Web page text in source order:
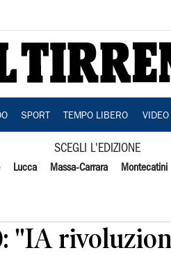
SPORT TEMPO LIBERO VIDEO
SCEGLI L'EDIZIONE
Lucca Massa-Carrara Montecatini
"IA